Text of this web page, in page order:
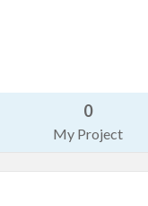
0
My Project